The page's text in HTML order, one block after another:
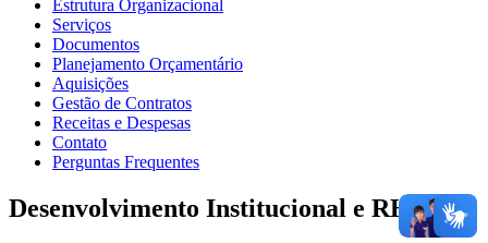
Estrutura Organizacional
Serviços
Documentos
Planejamento Orçamentário
Aquisições
Gestão de Contratos
Receitas e Despesas
Contato
Perguntas Frequentes
Desenvolvimento Institucional e RH